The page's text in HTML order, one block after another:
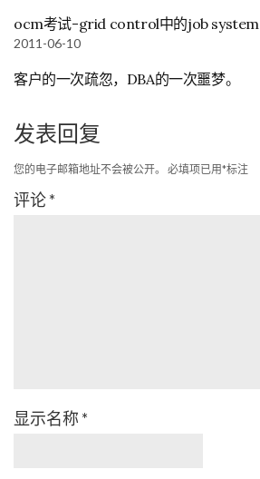
ocm考试-grid control中的job system
2011-06-10
客户的一次疏忽，DBA的一次噩梦。
发表回复
您的电子邮箱地址不会被公开。 必填项已用*标注
评论*
显示名称 *